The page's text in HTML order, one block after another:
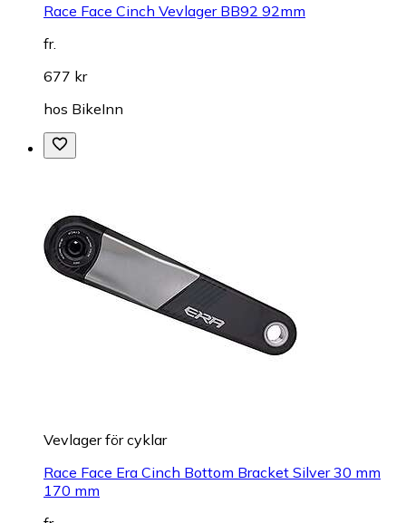
Race Face Cinch Vevlager BB92 92mm
fr.
677 kr
hos BikeInn
Vevlager för cyklar
Race Face Era Cinch Bottom Bracket Silver 30 mm
170 mm